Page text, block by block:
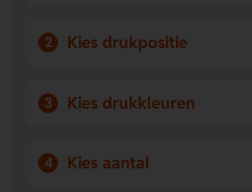
merkzichtbaarheid.
2 Kies drukpositie
3 Kies drukkleuren
4 Kies aantal